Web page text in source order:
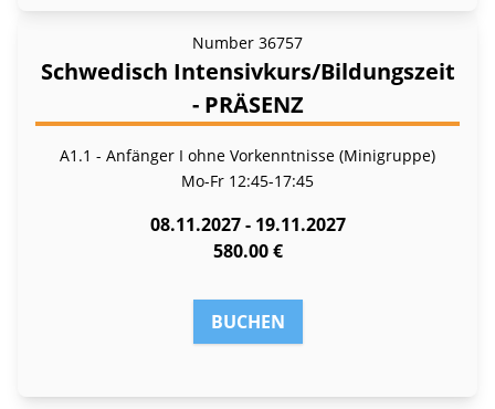
Number 36757
Schwedisch Intensivkurs/Bildungszeit
- PRÄSENZ
A1.1 - Anfänger I ohne Vorkenntnisse (Minigruppe)
Mo-Fr 12:45-17:45
08.11.2027 - 19.11.2027
580.00 €
BUCHEN